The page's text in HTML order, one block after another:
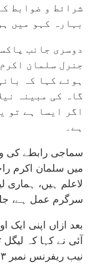
شرائط و ضوابط
بہارہ کہو میں
دوسری جانب
جنرل سلمان
ہوئے کہا کہ
گاہ کی مبینہ
اگر ایسا ہے تو
ہے۔
سماجی رابطے کی
میں سلمان اکرم
لاعلم ہیں، ہماری
سرگرم عمل ہے،
بعد ازاں اپنی
آئی نے کہا کہ